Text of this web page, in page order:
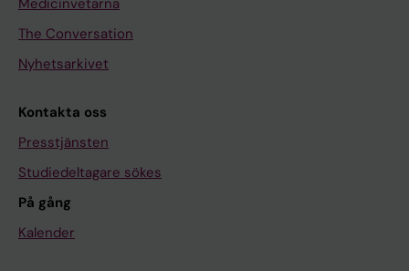
Medicinvetarna
The Conversation
Nyhetsarkivet
Kontakta oss
Presstjänsten
Studiedeltagare sökes
På gång
Kalender